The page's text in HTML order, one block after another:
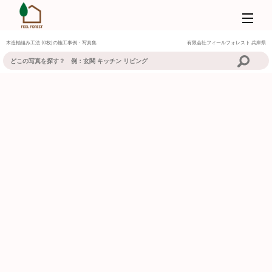
木造軸組み工法 (0枚)の施工事例・写真集 有限会社フィールフォレスト 兵庫県